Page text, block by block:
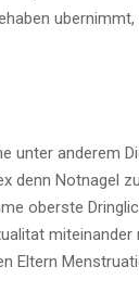
unter anderem
denn Notnagel
oberste
Eltern